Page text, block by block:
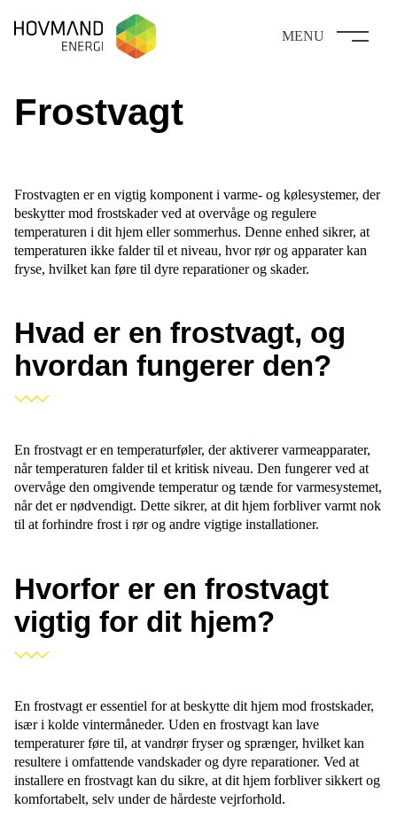
MENU
Frostvagt
Frostvagten er en vigtig komponent i varme- og kølesystemer, der
beskytter mod frostskader ved at overvåge og regulere
temperaturen i dit hjem eller sommerhus. Denne enhed sikrer, at
temperaturen ikke falder til et niveau, hvor rør og apparater kan
fryse, hvilket kan føre til dyre reparationer og skader.
Hvad er en frostvagt, og
hvordan fungerer den?
En frostvagt er en temperaturføler, der aktiverer varmeapparater,
når temperaturen falder til et kritisk niveau. Den fungerer ved at
overvåge den omgivende temperatur og tænde for varmesystemet,
når det er nødvendigt. Dette sikrer, at dit hjem forbliver varmt nok
til at forhindre frost i rør og andre vigtige installationer.
Hvorfor er en frostvagt
vigtig for dit hjem?
En frostvagt er essentiel for at beskytte dit hjem mod frostskader,
især i kolde vintermåneder. Uden en frostvagt kan lave
temperaturer føre til, at vandrør fryser og sprænger, hvilket kan
resultere i omfattende vandskader og dyre reparationer. Ved at
installere en frostvagt kan du sikre, at dit hjem forbliver sikkert og
komfortabelt, selv under de hårdeste vejrforhold.